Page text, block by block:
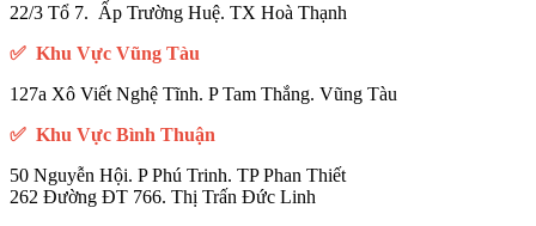
22/3 Tổ 7. Ấp Trường Huệ. TX Hoà Thạnh
✅ Khu Vực Vũng Tàu
127a Xô Viết Nghệ Tĩnh. P Tam Thắng. Vũng Tàu
✅ Khu Vực Bình Thuận
50 Nguyễn Hội. P Phú Trinh. TP Phan Thiết
262 Đường ĐT 766. Thị Trấn Đức Linh